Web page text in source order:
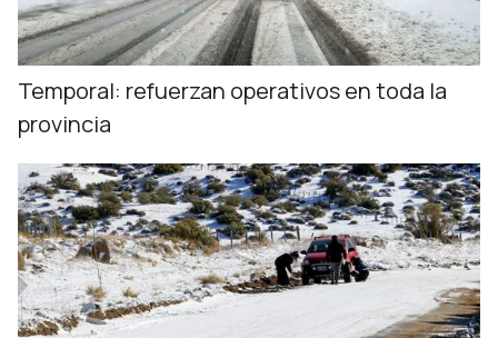
Temporal: refuerzan operativos en toda la
provincia